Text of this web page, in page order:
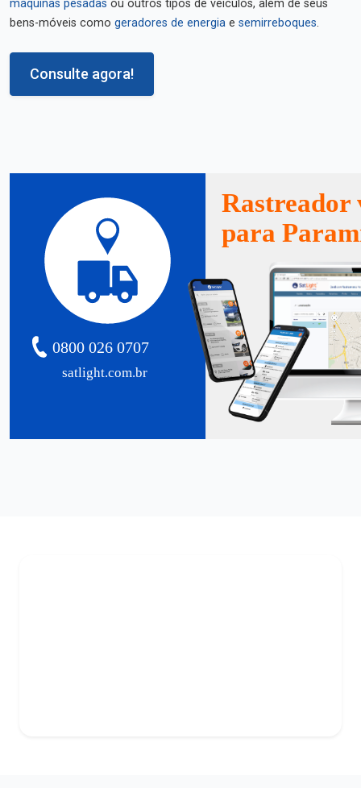
máquinas pesadas ou outros tipos de veículos, além de seus
bens-móveis como geradores de energia e semirreboques.
Consulte agora!
satlight.com.br
0800 026 0707
Rastreador
para